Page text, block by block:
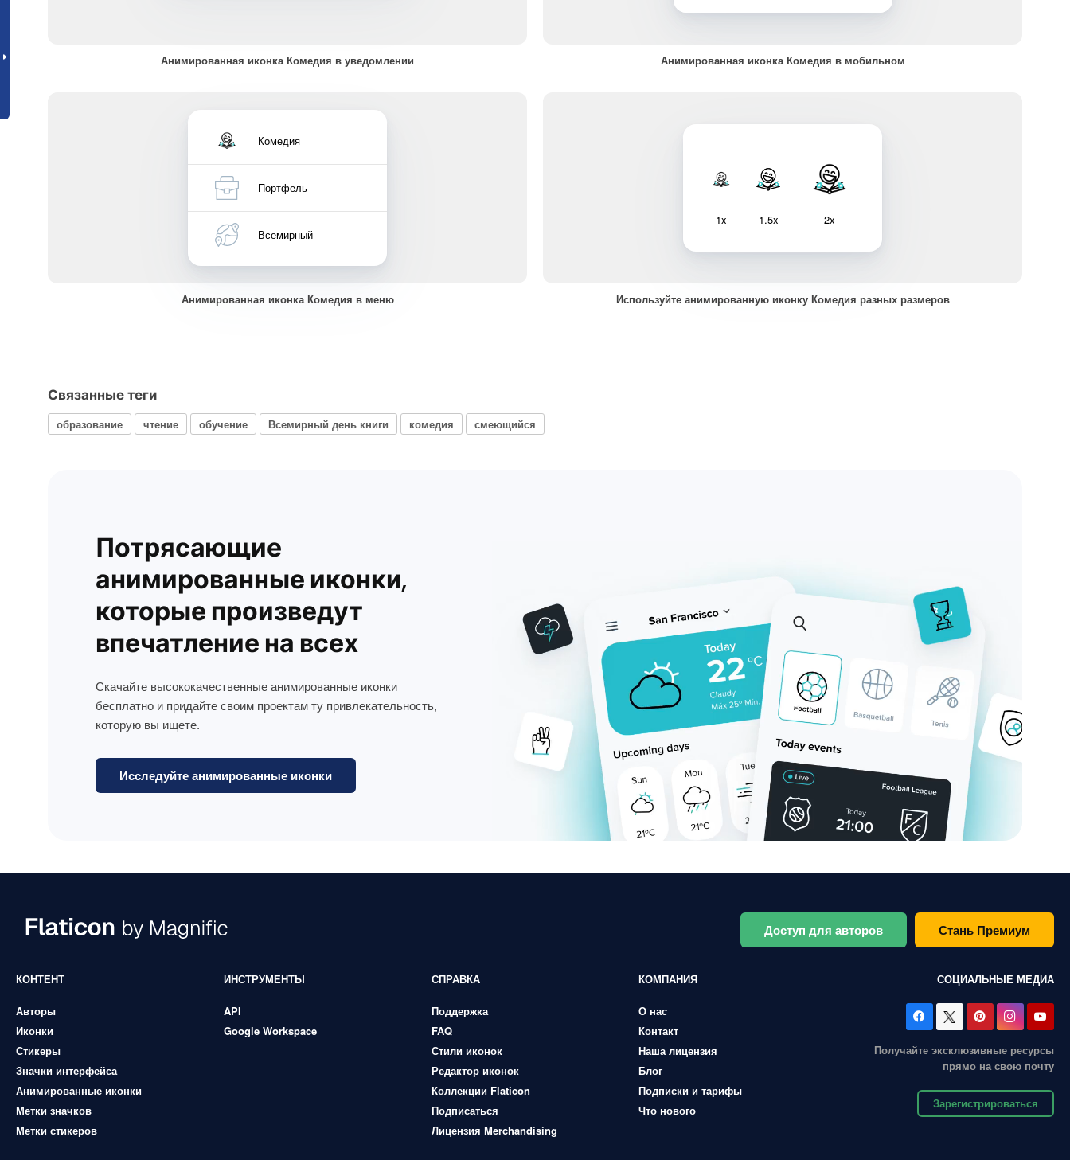
Анимированная иконка Комедия в уведомлении Анимированная иконка Комедия в мобильном
Комедия
Портфель
Всемирный
Анимированная иконка Комедия в меню
1x 1.5x 2x
Используйте анимированную иконку Комедия разных размеров
Связанные теги
образование чтение обучение Всемирный день книги комедия смеющийся
Потрясающие
анимированные иконки,
которые произведут
впечатление на всех
Скачайте высококачественные анимированные иконки
бесплатно и придайте своим проектам ту привлекательность,
которую вы ищете.
Исследуйте анимированные иконки
Доступ для авторов Стань Премиум
КОНТЕНТ
Авторы
Иконки
Стикеры
Значки интерфейса
Анимированные иконки
Метки значков
Метки стикеров
ИНСТРУМЕНТЫ
API
Google Workspace
СПРАВКА
Поддержка
FAQ
Стили иконок
Редактор иконок
Коллекции Flaticon
Подписаться
Лицензия Merchandising
КОМПАНИЯ
О нас
Контакт
Наша лицензия
Блог
Подписки и тарифы
Что нового
СОЦИАЛЬНЫЕ МЕДИА
Получайте эксклюзивные ресурсы
прямо на свою почту
Зарегистрироваться